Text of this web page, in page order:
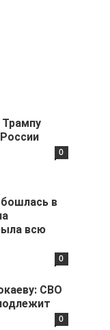
Трампу
0
в
всю
0
СВО
0